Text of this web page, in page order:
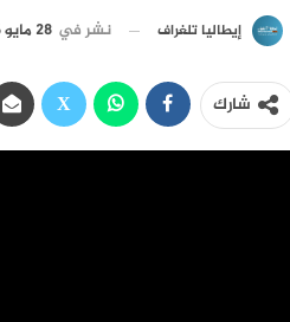
إيطاليا تلغراف نشر في 28 مايو 2026 الساعة 11 و 00 دقيقة
شارك